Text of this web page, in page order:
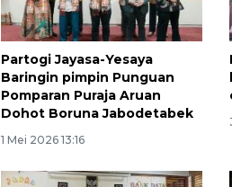
Partogi Jayasa-Yesaya
Baringin pimpin Punguan
Pomparan Puraja Aruan
Dohot Boruna Jabodetabek
1 Mei 2026 13:16
2026-08-